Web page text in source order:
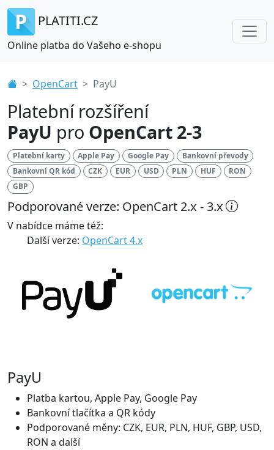
PLATITI.CZ
Online platba do Vašeho e-shopu
OpenCart PayU
Platební rozšíření
PayU pro OpenCart 2-3
Platební karty Apple Pay Google Pay
Bankovní převody
Bankovní QR kód
CZK EUR USD PLN HUF
RON
GBP
Podporované verze: OpenCart 2.x - 3.x
V nabídce máme též:
Další verze: OpenCart 4.x
PayU
Platba kartou, Apple Pay, Google Pay
Bankovní tlačítka a QR kódy
Podporované měny: CZK, EUR, PLN, HUF, GBP, USD,
RON a další